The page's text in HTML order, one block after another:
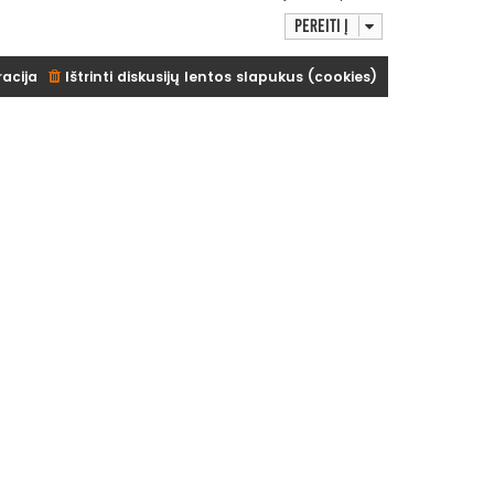
Pereiti į
Ištrinti diskusijų lentos slapukus (cookies)